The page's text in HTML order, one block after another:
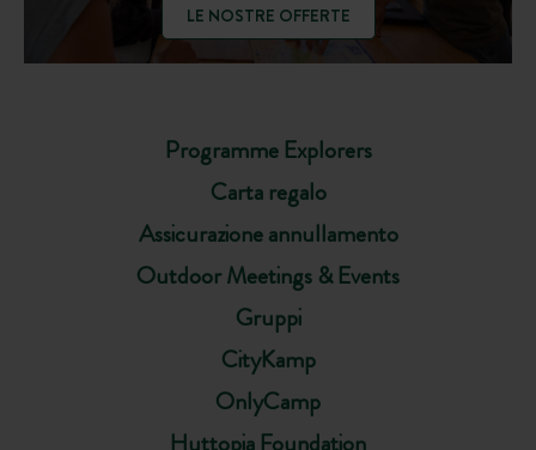
Programme Explorers
Carta regalo
Assicurazione annullamento
Outdoor Meetings & Events
Gruppi
CityKamp
OnlyCamp
LE NOSTRE OFFERTE